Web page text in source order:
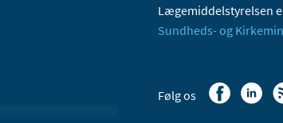
Lægemiddelstyrelsen
Sundheds- og
Følg os